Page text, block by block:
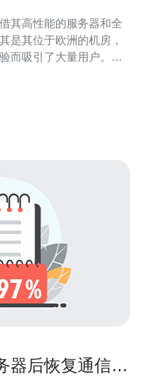
其高性能的服务器和全
是其位于欧洲的机房，
而吸引了大量用户。本
。 首先，Vultr
器后恢复通信与